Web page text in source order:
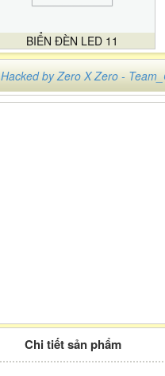
BIỂN ĐÈN LED 11
Hacked by Zero X Zero -
Chi tiết sản phẩm